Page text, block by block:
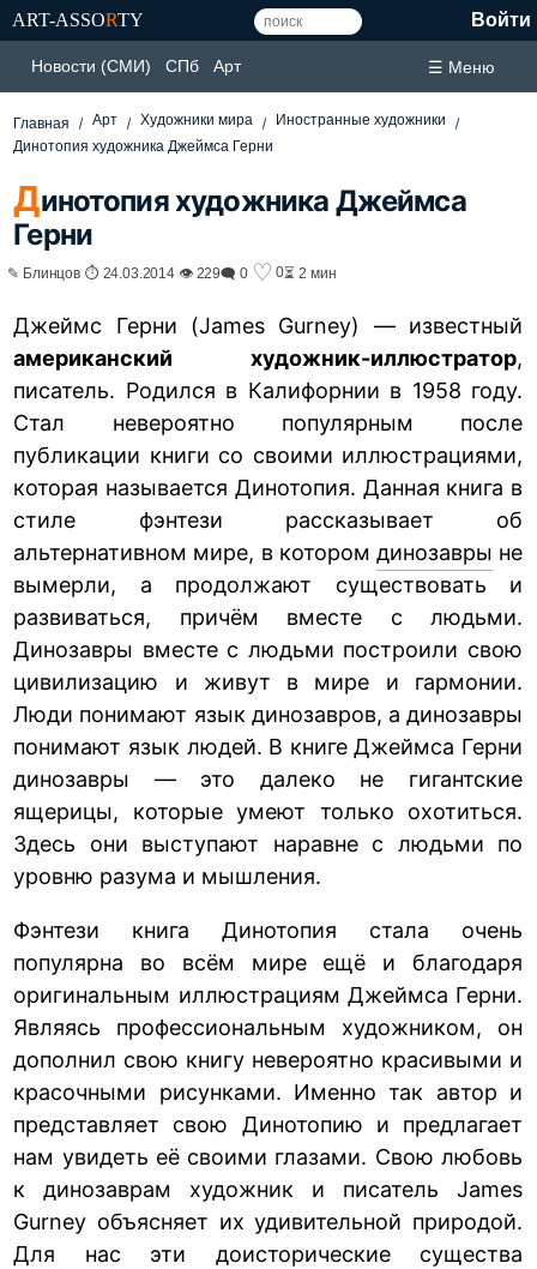
ART-ASSORTY Войти
Новости (СМИ) СПб Арт ☰ Меню
Главная Арт Художники мира
Иностранные художники
Динотопия художника Джеймса Герни
Динотопия художника Джеймса
Герни
✎ Блинцов ⏱ 24.03.2014 👁 229🗨 0 ♡ 0⏳ 2 мин
Джеймс Герни (James Gurney) — известный
американский художник-иллюстратор,
писатель. Родился в Калифорнии в 1958 году.
Стал невероятно популярным после
публикации книги со своими иллюстрациями,
которая называется Динотопия. Данная книга в
стиле фэнтези рассказывает об
альтернативном мире, в котором динозавры не
вымерли, а продолжают существовать и
развиваться, причём вместе с людьми.
Динозавры вместе с людьми построили свою
цивилизацию и живут в мире и гармонии.
Люди понимают язык динозавров, а динозавры
понимают язык людей. В книге Джеймса Герни
динозавры — это далеко не гигантские
ящерицы, которые умеют только охотиться.
Здесь они выступают наравне с людьми по
уровню разума и мышления.
Фэнтези книга Динотопия стала очень
популярна во всём мире ещё и благодаря
оригинальным иллюстрациям Джеймса Герни.
Являясь профессиональным художником, он
дополнил свою книгу невероятно красивыми и
красочными рисунками. Именно так автор и
представляет свою Динотопию и предлагает
нам увидеть её своими глазами. Свою любовь
к динозаврам художник и писатель James
Gurney объясняет их удивительной природой.
Для нас эти доисторические существа